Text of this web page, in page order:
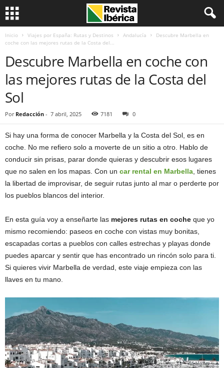
Inicio Viajes por España: Rutas y Destinos Andalucía
Descubre Marbella en
coche con las mejores rutas de la Costa del...
Descubre Marbella en coche con
las mejores rutas de la Costa del
Sol
Por Redacción - 7 abril, 2025 7181 0
Si hay una forma de conocer Marbella y la Costa del Sol, es en
coche. No me refiero solo a moverte de un sitio a otro. Hablo de
conducir sin prisas, parar donde quieras y descubrir esos lugares
que no salen en los mapas. Con un car rental en Marbella , tienes
la libertad de improvisar, de seguir rutas junto al mar o perderte por
los pueblos blancos del interior.
En esta guía voy a enseñarte las mejores rutas en coche que yo
mismo recomiendo: paseos en coche con vistas muy bonitas,
escapadas cortas a pueblos con calles estrechas y playas donde
puedes aparcar y sentir que has encontrado un rincón solo para ti.
Si quieres vivir Marbella de verdad, este viaje empieza con las
llaves en tu mano.